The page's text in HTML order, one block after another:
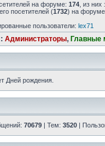
на форуме: 174 , из
посетителей (1732) на
пользователи: lex71
Администраторы, Главные
Дней рождения.
70679 | Тем: 3520 |